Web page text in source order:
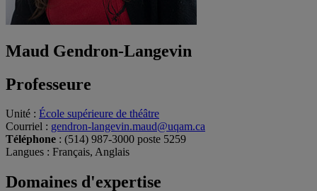
Maud Gendron-Langevin
Professeure
Unité : École supérieure de théâtre
Courriel : gendron-langevin.maud@uqam.ca
Téléphone : (514) 987-3000 poste 5259
Langues : Français, Anglais
Domaines d'expertise